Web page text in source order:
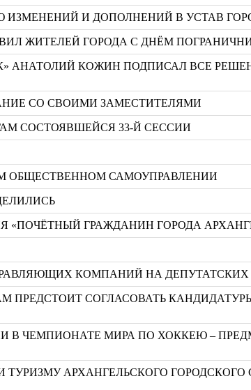
И ДОПОЛНЕНИЙ В УСТАВ
ЖИТЕЛЕЙ ГОРОДА С ДНЁМ
АНАТОЛИЙ КОЖИН ПОДПИСАЛ ВСЕ
СО СВОИМИ ЗАМЕСТИТЕЛЯМИ
СОСТОЯВШЕЙСЯ 33-Й СЕССИИ
ОБЩЕСТВЕННОМ САМОУПРАВЛЕНИИ
«ПОЧЁТНЫЙ ГРАЖДАНИН ГОРОДА
КОМПАНИЙ НА
ПРЕДСТОИТ СОГЛАСОВАТЬ
В ЧЕМПИОНАТЕ МИРА ПО ХОККЕЮ –
АРХАНГЕЛЬСКОГО ГОРОДСКОГО